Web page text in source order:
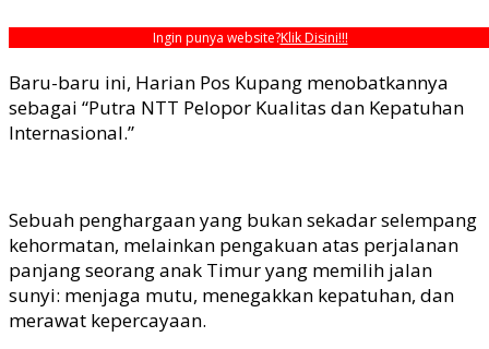
Ingin punya website?Klik Disini!!!
Baru-baru ini, Harian Pos Kupang menobatkannya
sebagai “Putra NTT Pelopor Kualitas dan Kepatuhan
Internasional.”
Sebuah penghargaan yang bukan sekadar selempang
kehormatan, melainkan pengakuan atas perjalanan
panjang seorang anak Timur yang memilih jalan
sunyi: menjaga mutu, menegakkan kepatuhan, dan
merawat kepercayaan.